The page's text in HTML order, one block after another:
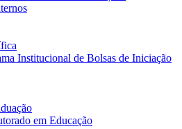
Institucional de Bolsas de Iniciação
em Educação